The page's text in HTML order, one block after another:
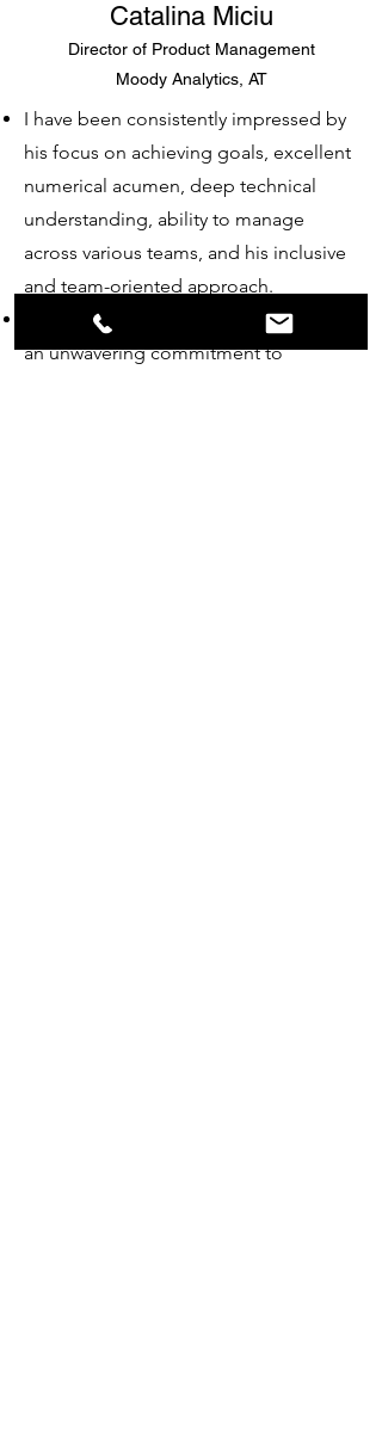
Catalina Miciu
Director of Product Management
Moody Analytics, AT
I have been consistently impressed by
his focus on achieving goals, excellent
numerical acumen, deep technical
understanding, ability to manage
across various teams, and his inclusive
and team-oriented approach.
Othmar has consistently demonstrated
an unwavering commitment to